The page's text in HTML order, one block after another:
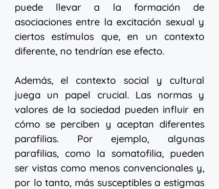
puede llevar a la formación de
asociaciones entre la excitación sexual y
ciertos estímulos que, en un contexto
diferente, no tendrían ese efecto.
Además, el contexto social y cultural
juega un papel crucial. Las normas y
valores de la sociedad pueden influir en
cómo se perciben y aceptan diferentes
parafilias. Por ejemplo, algunas
parafilias, como la somatofilia, pueden
ser vistas como menos convencionales y,
por lo tanto, más susceptibles a estigmas